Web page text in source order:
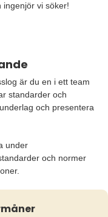
ingenjör vi söker!
är du en i ett team
standarder och
och presentera
under
och normer